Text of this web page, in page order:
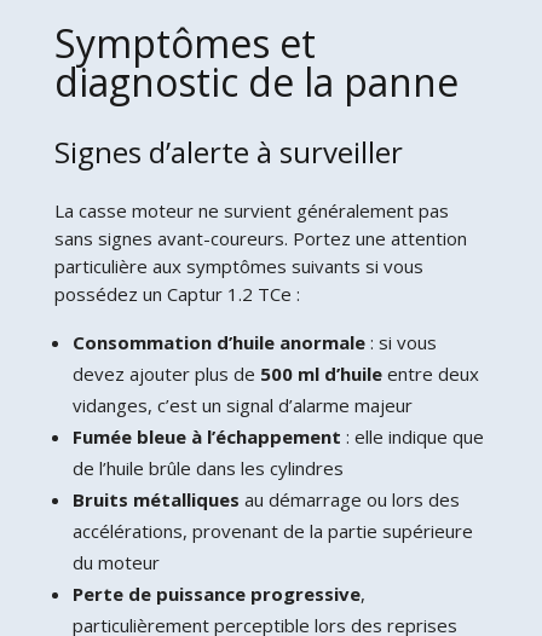
Symptômes et
diagnostic de la panne
Signes d’alerte à surveiller
La casse moteur ne survient généralement pas
sans signes avant-coureurs. Portez une attention
particulière aux symptômes suivants si vous
possédez un Captur 1.2 TCe :
Consommation d’huile anormale: si vous
devez ajouter plus de 500 ml d’huileentre deux
vidanges, c’est un signal d’alarme majeur
Fumée bleue à l’échappement : elle indique que
de l’huile brûle dans les cylindres
Bruits métalliques au démarrage ou lors des
accélérations, provenant de la partie supérieure
du moteur
Perte de puissance progressive,
particulièrement perceptible lors des reprises